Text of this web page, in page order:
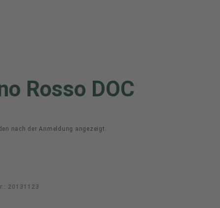
Rosso DOC
nach der Anmeldung angezeigt.
20131123